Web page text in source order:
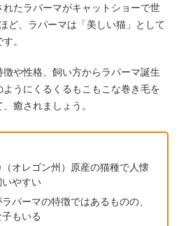
たラパーマがキャットショーで世
ど、ラパーマは「美しい猫」として
。
や性格、飼い方からラパーマ誕生
うにくるくるもこもこな巻き毛を
癒されましょう。
オレゴン州）原産の猫種で人懐
やすい
パーマの特徴ではあるものの、
もいる